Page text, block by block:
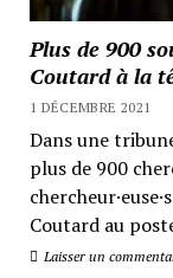
Plus de 900
Coutard à la
1 DÉCEMBRE 2021
Dans une
plus de 900
Coutard au
Laisser un